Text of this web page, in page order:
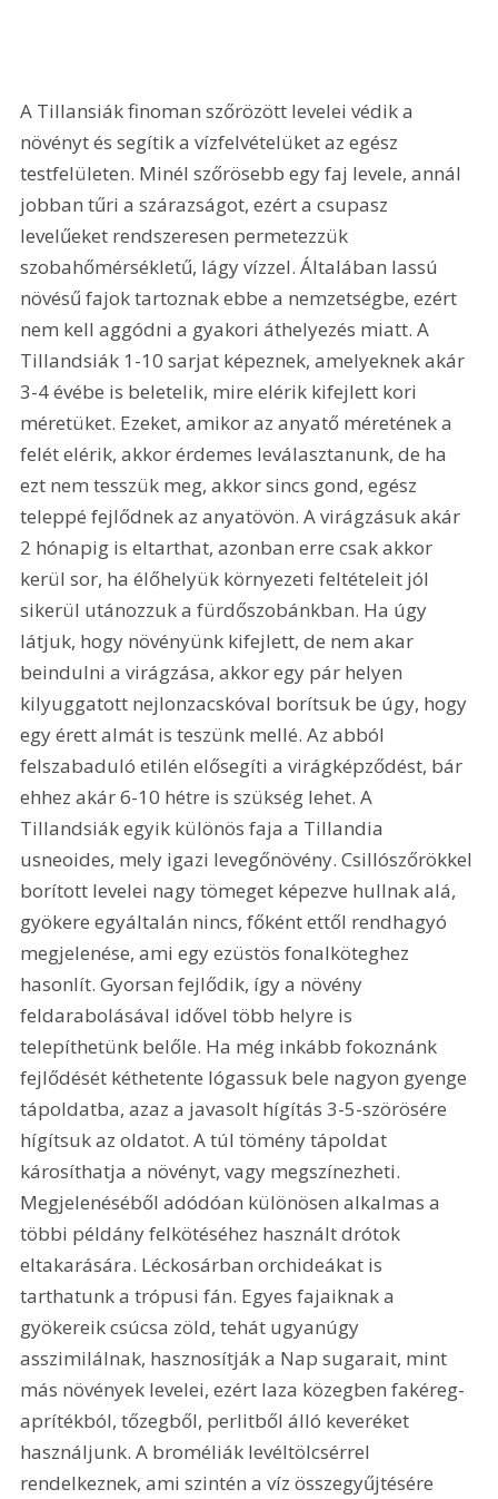
A Tillansiák finoman szőrözött levelei védik a
növényt és segítik a vízfelvételüket az egész
testfelületen. Minél szőrösebb egy faj levele, annál
jobban tűri a szárazságot, ezért a csupasz
levelűeket rendszeresen permetezzük
szobahőmérsékletű, lágy vízzel. Általában lassú
növésű fajok tartoznak ebbe a nemzetségbe, ezért
nem kell aggódni a gyakori áthelyezés miatt. A
Tillandsiák 1-10 sarjat képeznek, amelyeknek akár
3-4 évébe is beletelik, mire elérik kifejlett kori
méretüket. Ezeket, amikor az anyatő méretének a
felét elérik, akkor érdemes leválasztanunk, de ha
ezt nem tesszük meg, akkor sincs gond, egész
teleppé fejlődnek az anyatövön. A virágzásuk akár
2 hónapig is eltarthat, azonban erre csak akkor
kerül sor, ha élőhelyük környezeti feltételeit jól
sikerül utánozzuk a fürdőszobánkban. Ha úgy
látjuk, hogy növényünk kifejlett, de nem akar
beindulni a virágzása, akkor egy pár helyen
kilyuggatott nejlonzacskóval borítsuk be úgy, hogy
egy érett almát is teszünk mellé. Az abból
felszabaduló etilén elősegíti a virágképződést, bár
ehhez akár 6-10 hétre is szükség lehet. A
Tillandsiák egyik különös faja a Tillandia
usneoides, mely igazi levegőnövény. Csillószőrökkel
borított levelei nagy tömeget képezve hullnak alá,
gyökere egyáltalán nincs, főként ettől rendhagyó
megjelenése, ami egy ezüstös fonalköteghez
hasonlít. Gyorsan fejlődik, így a növény
feldarabolásával idővel több helyre is
telepíthetünk belőle. Ha még inkább fokoznánk
fejlődését kéthetente lógassuk bele nagyon gyenge
tápoldatba, azaz a javasolt hígítás 3-5-szörösére
hígítsuk az oldatot. A túl tömény tápoldat
károsíthatja a növényt, vagy megszínezheti.
Megjelenéséből adódóan különösen alkalmas a
többi példány felkötéséhez használt drótok
eltakarására. Léckosárban orchideákat is
tarthatunk a trópusi fán. Egyes fajaiknak a
gyökereik csúcsa zöld, tehát ugyanúgy
asszimilálnak, hasznosítják a Nap sugarait, mint
más növények levelei, ezért laza közegben fakéreg-
aprítékból, tőzegből, perlitből álló keveréket
használjunk. A broméliák levéltölcsérrel
rendelkeznek, ami szintén a víz összegyűjtésére